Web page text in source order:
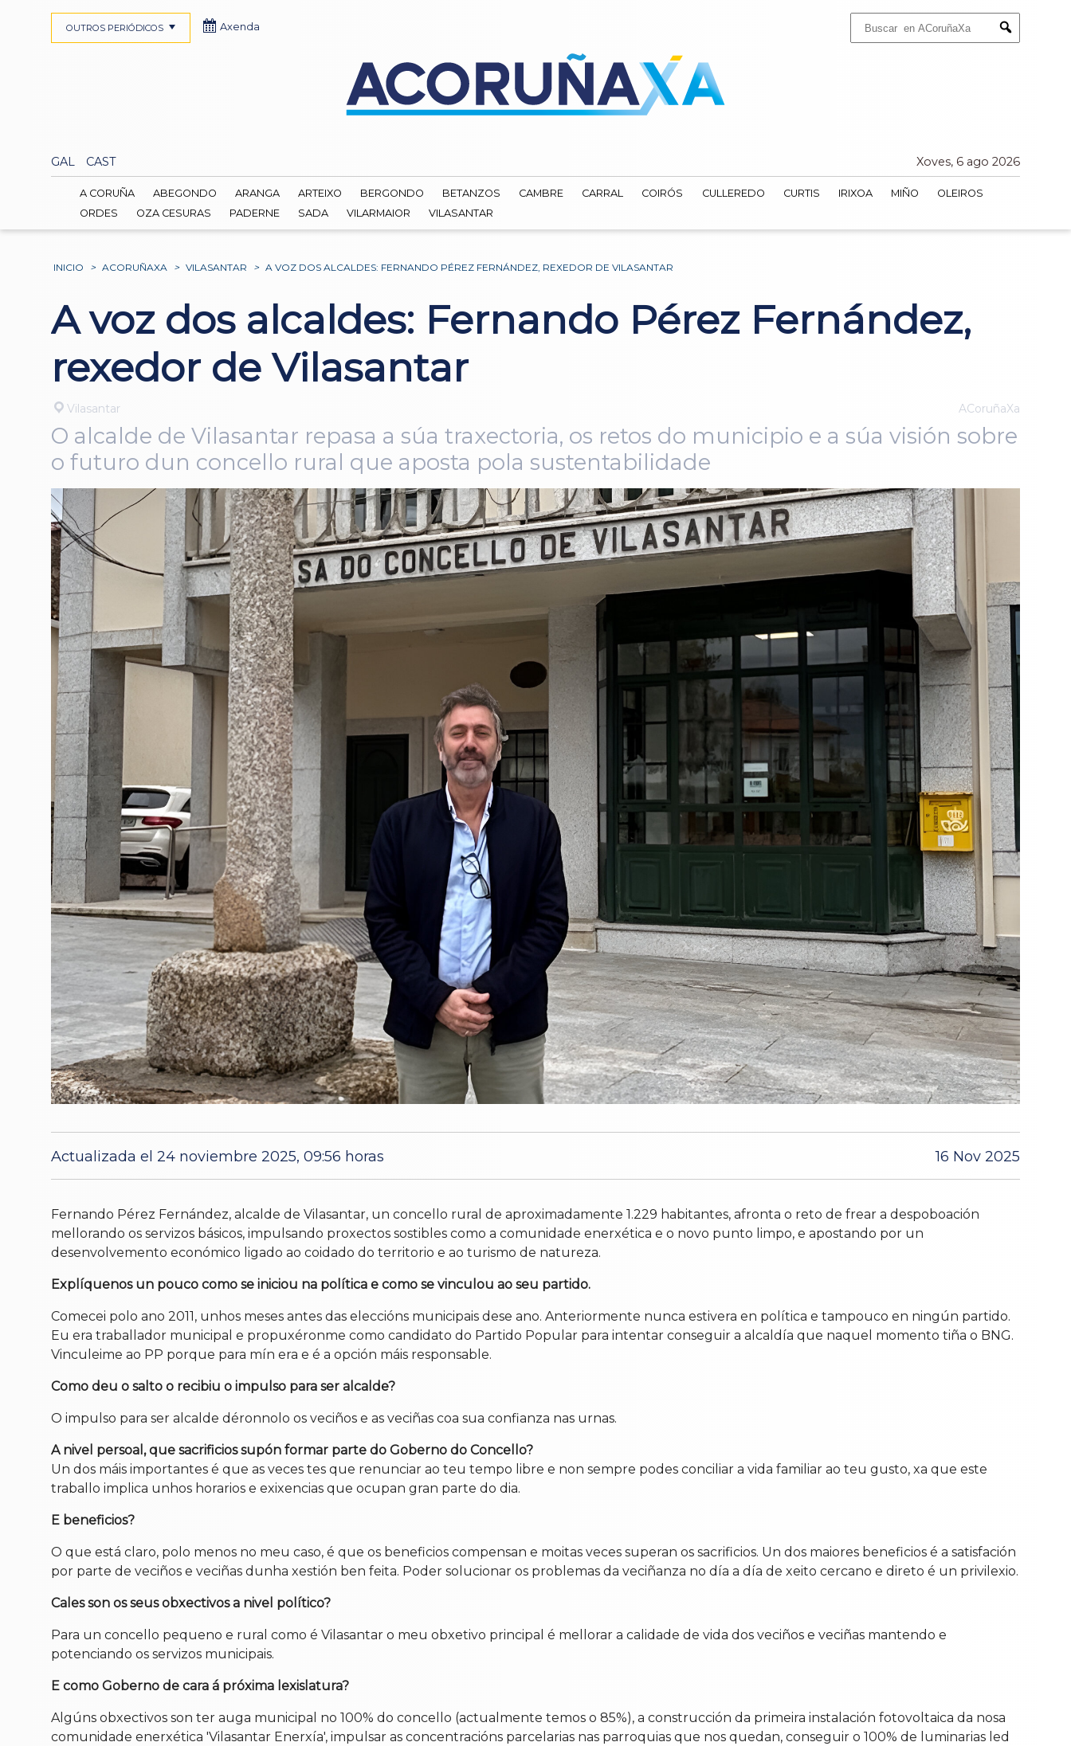
Submit
GAL CAST Xoves, 6 ago 2026
OUTROS PERIÓDICOS Axenda
A CORUÑA ABEGONDO ARANGA ARTEIXO BERGONDO BETANZOS CAMBRE CARRAL COIRÓS CULLEREDO CURTIS IRIXOA MIÑO
OLEIROS
ORDES
OZA CESURAS PADERNE SADA VILARMAIOR VILASANTAR
INICIO > ACORUÑAXA > VILASANTAR > A VOZ DOS ALCALDES: FERNANDO PÉREZ FERNÁNDEZ, REXEDOR DE VILASANTAR
A voz dos alcaldes: Fernando Pérez Fernández,
rexedor de Vilasantar
Vilasantar ACoruñaXa
O alcalde de Vilasantar repasa a súa traxectoria, os retos do municipio e a súa visión sobre
o futuro dun concello rural que aposta pola sustentabilidade
Actualizada el 24 noviembre 2025, 09:56 horas 16 Nov 2025
Fernando Pérez Fernández, alcalde de Vilasantar, un concello rural de aproximadamente 1.229 habitantes, afronta o reto de frear a despoboación
mellorando os servizos básicos, impulsando proxectos sostibles como a comunidade enerxética e o novo punto limpo, e apostando por un
desenvolvemento económico ligado ao coidado do territorio e ao turismo de natureza.
Explíquenos un pouco como se iniciou na política e como se vinculou ao seu partido.
Comecei polo ano 2011, unhos meses antes das eleccións municipais dese ano. Anteriormente nunca estivera en política e tampouco en ningún partido.
Eu era traballador municipal e propuxéronme como candidato do Partido Popular para intentar conseguir a alcaldía que naquel momento tiña o BNG.
Vinculeime ao PP porque para mín era e é a opción máis responsable.
Como deu o salto o recibiu o impulso para ser alcalde?
O impulso para ser alcalde déronnolo os veciños e as veciñas coa sua confianza nas urnas.
A nivel persoal, que sacrificios supón formar parte do Goberno do Concello?
Un dos máis importantes é que as veces tes que renunciar ao teu tempo libre e non sempre podes conciliar a vida familiar ao teu gusto, xa que este
traballo implica unhos horarios e exixencias que ocupan gran parte do dia.
E beneficios?
O que está claro, polo menos no meu caso, é que os beneficios compensan e moitas veces superan os sacrificios. Un dos maiores beneficios é a satisfación
por parte de veciños e veciñas dunha xestión ben feita. Poder solucionar os problemas da veciñanza no día a día de xeito cercano e direto é un privilexio.
Cales son os seus obxectivos a nivel político?
Para un concello pequeno e rural como é Vilasantar o meu obxetivo principal é mellorar a calidade de vida dos veciños e veciñas mantendo e
potenciando os servizos municipais.
E como Goberno de cara á próxima lexislatura?
Algúns obxectivos son ter auga municipal no 100% do concello (actualmente temos o 85%), a construcción da primeira instalación fotovoltaica da nosa
comunidade enerxética 'Vilasantar Enerxía', impulsar as concentracións parcelarias nas parroquias que nos quedan, conseguir o 100% de luminarias led